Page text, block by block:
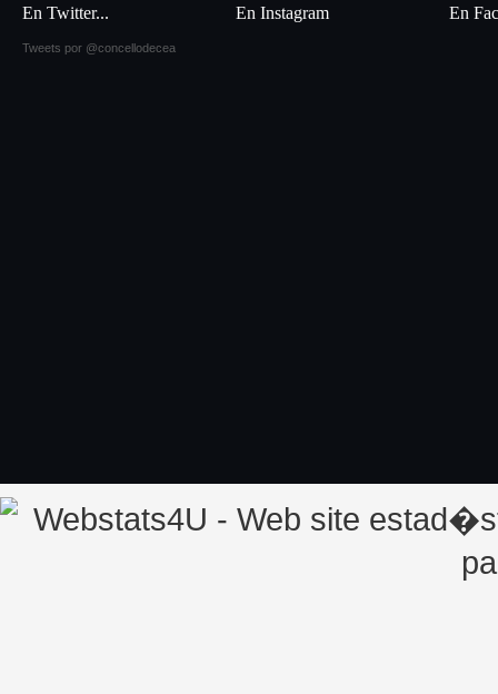
En Twitter...
Tweets por @concellodecea
En Instagram En